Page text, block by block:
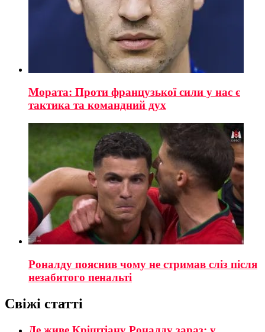
Мората: Проти французької сили у нас є
тактика та командний дух
Роналду пояснив чому не стримав сліз після
незабитого пенальті
Свіжі статті